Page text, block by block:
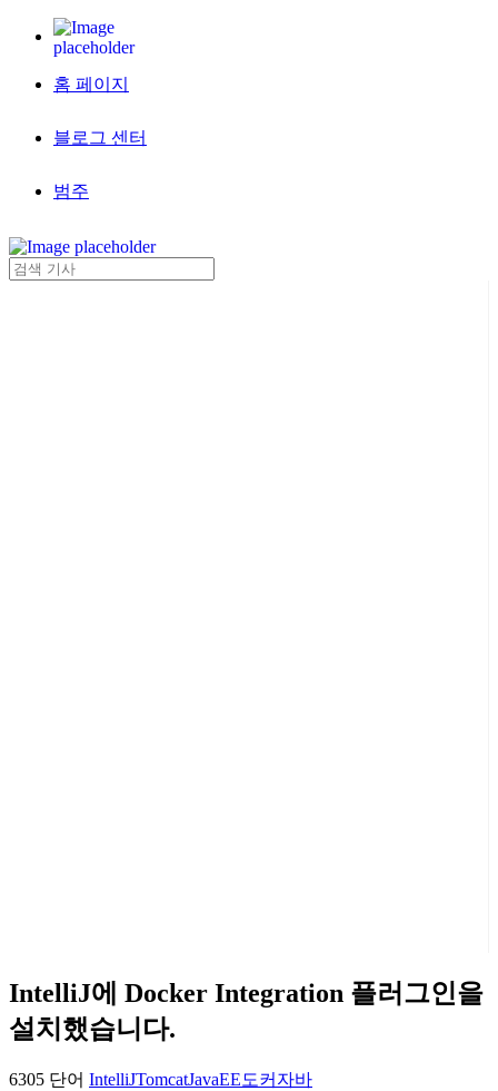
홈 페이지
블로그 센터
범주
IntelliJ에 Docker Integration 플러그인을
설치했습니다.
6305 단어 IntelliJTomcatJavaEE도커 자바